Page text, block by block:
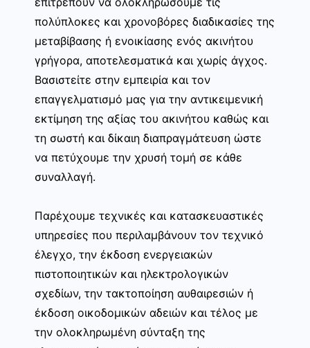
πολύπλοκες και χρονοβόρες διαδικασίες της
μεταβίβασης ή ενοικίασης ενός ακινήτου
γρήγορα, αποτελεσματικά και χωρίς άγχος.
Βασιστείτε στην εμπειρία και τον
επαγγελματισμό μας για την αντικειμενική
εκτίμηση της αξίας του ακινήτου καθώς και
τη σωστή και δίκαιη διαπραγμάτευση ώστε
να πετύχουμε την χρυσή τομή σε κάθε
συναλλαγή.
Παρέχουμε τεχνικές και κατασκευαστικές
υπηρεσίες που περιλαμβάνουν τον τεχνικό
έλεγχο, την έκδοση ενεργειακών
πιστοποιητικών και ηλεκτρολογικών
σχεδίων, την τακτοποίηση αυθαιρεσιών ή
έκδοση οικοδομικών αδειών και τέλος με
την ολοκληρωμένη σύνταξη της